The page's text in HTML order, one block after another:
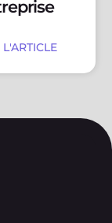
L'ARTICLE